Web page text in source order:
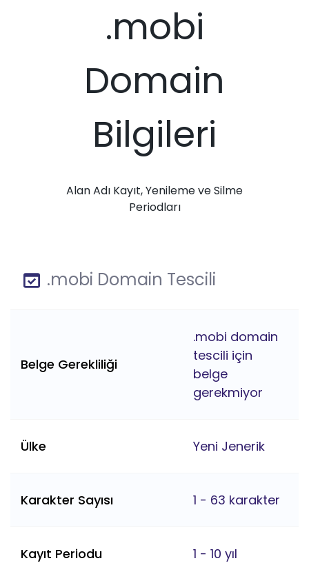
.mobi
Domain
Bilgileri
Alan Adı Kayıt, Yenileme ve Silme
Periodları
.mobi Domain Tescili
Belge Gerekliliği
.mobi domain
tescili için
belge
gerekmiyor
Ülke Yeni Jenerik
Karakter Sayısı 1 - 63 karakter
Kayıt Periodu 1 - 10 yıl